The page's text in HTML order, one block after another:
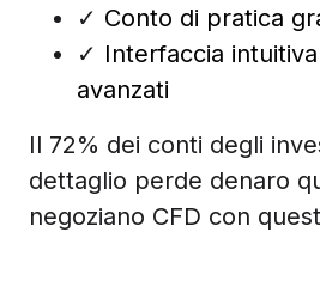
✓ Conto di pratica
✓ Interfaccia
avanzati
Il 72% dei conti degli
dettaglio perde denaro
negoziano CFD con